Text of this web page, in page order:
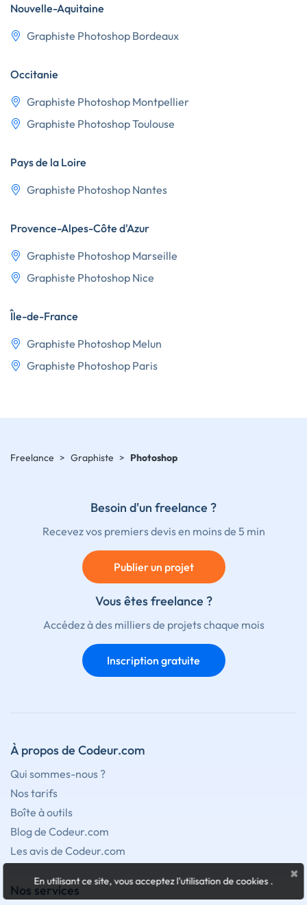
Nouvelle-Aquitaine
Graphiste Photoshop Bordeaux
Occitanie
Graphiste Photoshop Montpellier
Graphiste Photoshop Toulouse
Pays de la Loire
Graphiste Photoshop Nantes
Provence-Alpes-Côte d'Azur
Graphiste Photoshop Marseille
Graphiste Photoshop Nice
Île-de-France
Graphiste Photoshop Melun
Graphiste Photoshop Paris
Freelance > Graphiste > Photoshop
Besoin d'un freelance ?
Recevez vos premiers devis en moins de 5 min
Publier un projet
Vous êtes freelance ?
Accédez à des milliers de projets chaque mois
Inscription gratuite
À propos de Codeur.com
Qui sommes-nous ?
Nos tarifs
Boîte à outils
Blog de Codeur.com
Les avis de Codeur.com
Nos services
×
En utilisant ce site, vous acceptez l'utilisation de cookies.